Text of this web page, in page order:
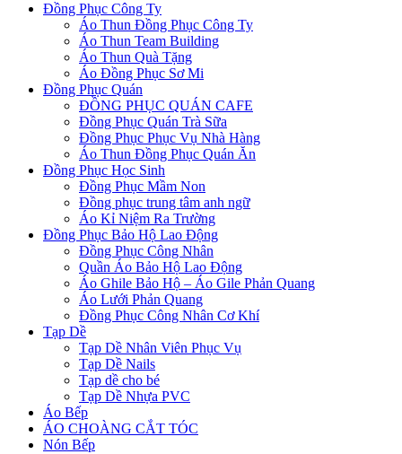
Đồng Phục Công Ty
Áo Thun Đồng Phục Công Ty
Áo Thun Team Building
Áo Thun Quà Tặng
Áo Đồng Phục Sơ Mi
Đồng Phục Quán
ĐỒNG PHỤC QUÁN CAFE
Đồng Phục Quán Trà Sữa
Đồng Phục Phục Vụ Nhà Hàng
Áo Thun Đồng Phục Quán Ăn
Đồng Phục Học Sinh
Đồng Phục Mầm Non
Đồng phục trung tâm anh ngữ
Áo Kỉ Niệm Ra Trường
Đồng Phục Bảo Hộ Lao Động
Đồng Phục Công Nhân
Quần Áo Bảo Hộ Lao Động
Áo Ghile Bảo Hộ – Áo Gile Phản Quang
Áo Lưới Phản Quang
Đồng Phục Công Nhân Cơ Khí
Tạp Dề
Tạp Dề Nhân Viên Phục Vụ
Tạp Dề Nails
Tạp dề cho bé
Tạp Dề Nhựa PVC
Áo Bếp
ÁO CHOÀNG CẮT TÓC
Nón Bếp